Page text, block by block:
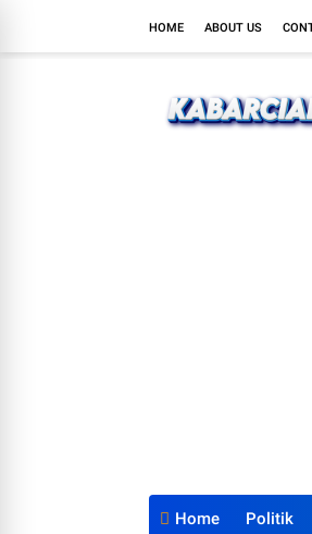
HOME ABOUT US
Home Politik